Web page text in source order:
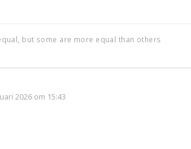
but some are more equal than others
2026 om 15:43